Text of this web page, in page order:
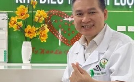
của con người.